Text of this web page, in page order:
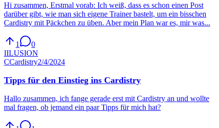
Hi zusammen, Erstmal vorab: Ich weiß, dass es schon einen Post
darüber gibt, wie man sich eigene Trainer bastelt, um ein bisschen
Cardistry mit Päckchen zu üben. Aber mein Plan war es, mir was...
1
0
IILUSION
CCardistry2/4/2024
Tipps für den Einstieg ins Cardistry
Hallo zusammen, ich fange gerade erst mit Cardistry an und wollte
mal fragen, ob jemand ein paar Tipps für mich hat?